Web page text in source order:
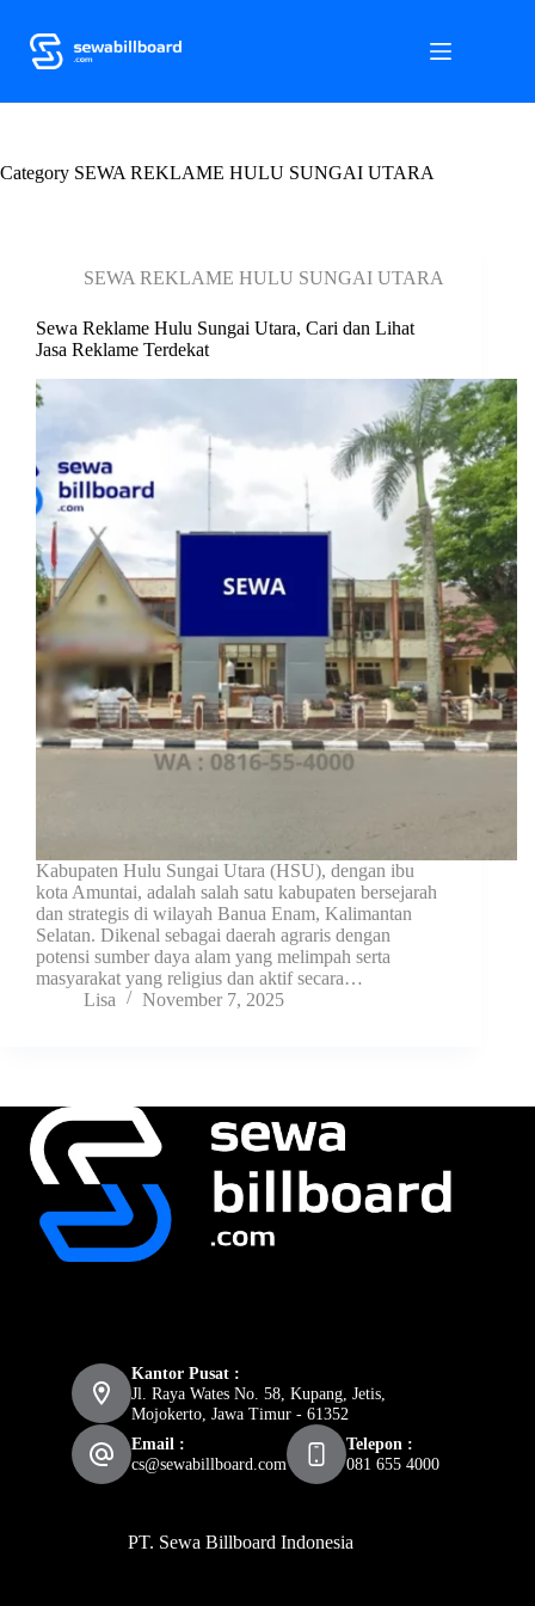
k
t
o
Category SEWA REKLAME HULU SUNGAI UTARA
SEWA REKLAME HULU SUNGAI UTARA
Sewa Reklame Hulu Sungai Utara, Cari dan Lihat
Jasa Reklame Terdekat
Kabupaten Hulu Sungai Utara (HSU), dengan ibu
kota Amuntai, adalah salah satu kabupaten bersejarah
dan strategis di wilayah Banua Enam, Kalimantan
Selatan. Dikenal sebagai daerah agraris dengan
potensi sumber daya alam yang melimpah serta
masyarakat yang religius dan aktif secara…
Lisa
November 7, 2025
Kantor Pusat :
Jl. Raya Wates No. 58, Kupang, Jetis,
Mojokerto, Jawa Timur - 61352
Email :
cs@sewabillboard.com
Telepon :
081 655 4000
PT. Sewa Billboard Indonesia